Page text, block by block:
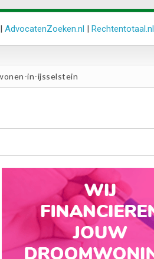
| AdvocatenZoeken.nl | Rechtentotaal.nl